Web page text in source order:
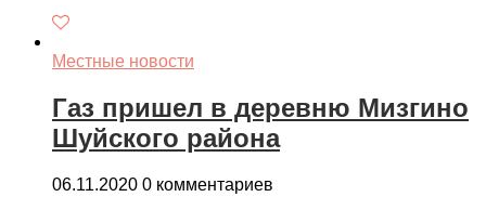
Местные новости
Газ пришел в деревню Мизгино
Шуйского района
06.11.2020 0 комментариев